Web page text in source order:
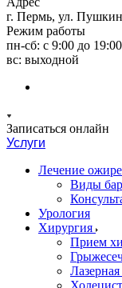
г. Пермь, ул.
Режим работы
пн-сб: с 9:00 до 19:00
вс: выходной
Записаться онлайн
Услуги
Лечение
Виды
Урология
Хирургия
Прием